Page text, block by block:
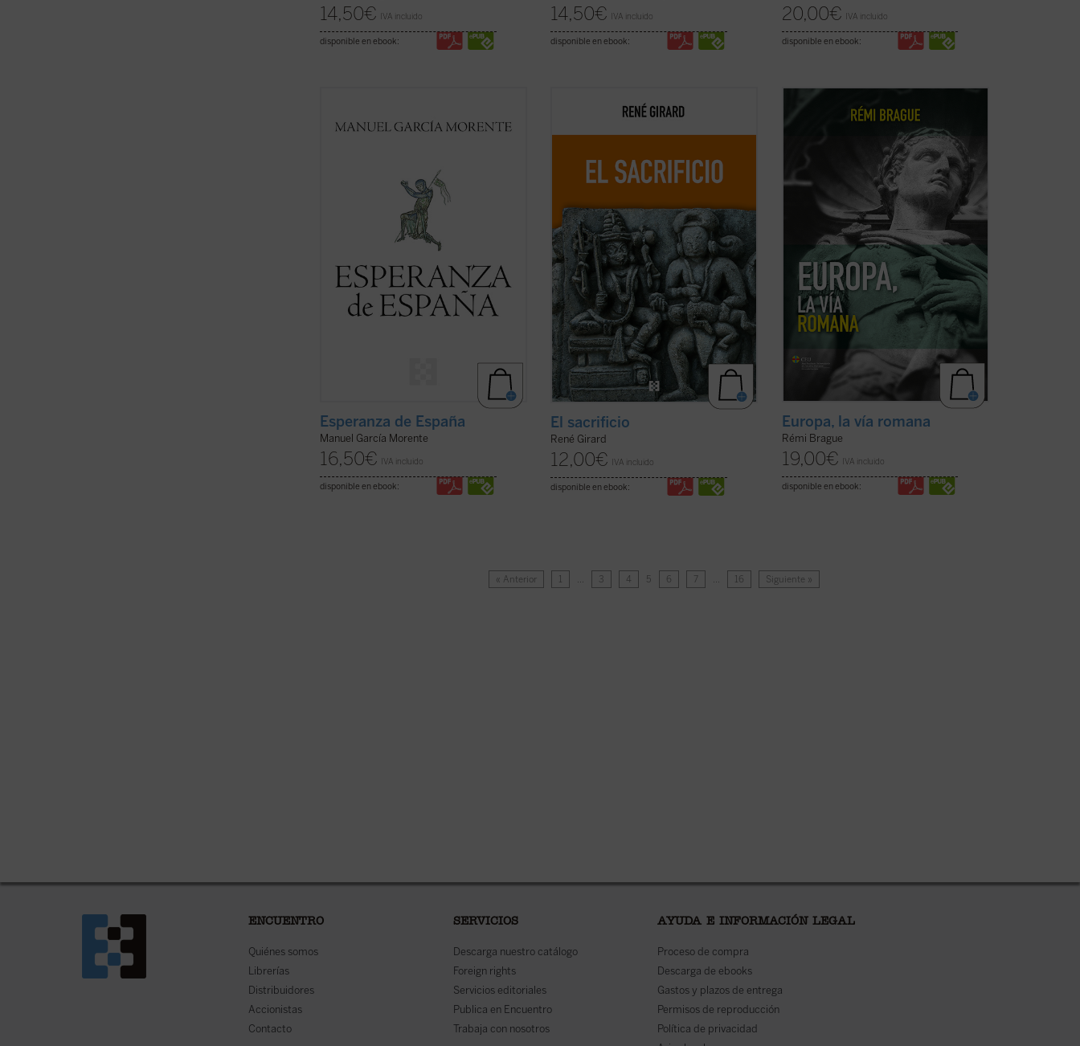
14,50€ IVA incluido
disponible en ebook:
14,50€ IVA incluido
disponible en ebook:
20,00€ IVA incluido
disponible en ebook:
conferencias de Manuel García Morente
intelectual de su autor. La lectura de ...
Esperanza de España
Manuel García Morente
16,50€ IVA incluido
disponible en ebook:
Esta nueva edición, publicada a modo de
nacimiento del autor, rescata un texto
edificio girardiano, pues el sacrificio no
es un tema cualquiera de la antropología
El sacrificio
René Girard
12,00€ IVA incluido
disponible en ebook:
Rémi Brague aborda de nuevo la
cuestión de la identidad, centrándose en
la «vía romana», la latinidad de Europa.
Esta nueva edición deEuropa, la vía
, un clásico del autor publicado en
diecisiete idiomas, ha sido ampliada y ...
Europa, la vía romana
Rémi Brague
19,00€ IVA incluido
disponible en ebook:
« Anterior 1 3 4 5 6 7 16 Siguiente »
ENCUENTRO
Quiénes somos
Librerías
Distribuidores
Accionistas
Contacto
SERVICIOS
Descarga nuestro catálogo
Foreign rights
Servicios editoriales
Publica en Encuentro
Trabaja con nosotros
AYUDA E INFORMACIÓN LEGAL
Proceso de compra
Descarga de ebooks
Gastos y plazos de entrega
Permisos de reproducción
Política de privacidad